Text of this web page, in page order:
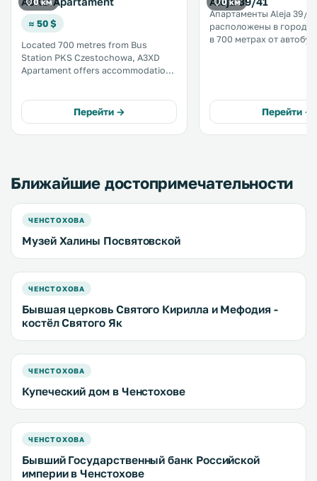
≈ 50 $
Located 700 metres from Bus
Station PKS Czestochowa, A3XD
Apartament offers accommodation
km from Sanctuary of Black
Madonna. Free private parking is
available on site. .
Перейти →
Апартаменты Aleja 39/41
расположены в городе
в 700 метрах от
Перейти →
Ближайшие достопримечательности
ЧЕНСТОХОВА
Музей Халины Посвятовской
ЧЕНСТОХОВА
Бывшая церковь Святого Кирилла и Мефодия -
костёл Святого Як
ЧЕНСТОХОВА
Купеческий дом в Ченстохове
ЧЕНСТОХОВА
Бывший Государственный банк Российской
империи в Ченстохове